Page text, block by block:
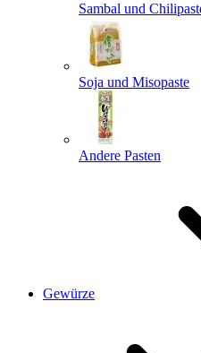
Sambal und
Soja und Misopaste
Andere Pasten
Gewürze